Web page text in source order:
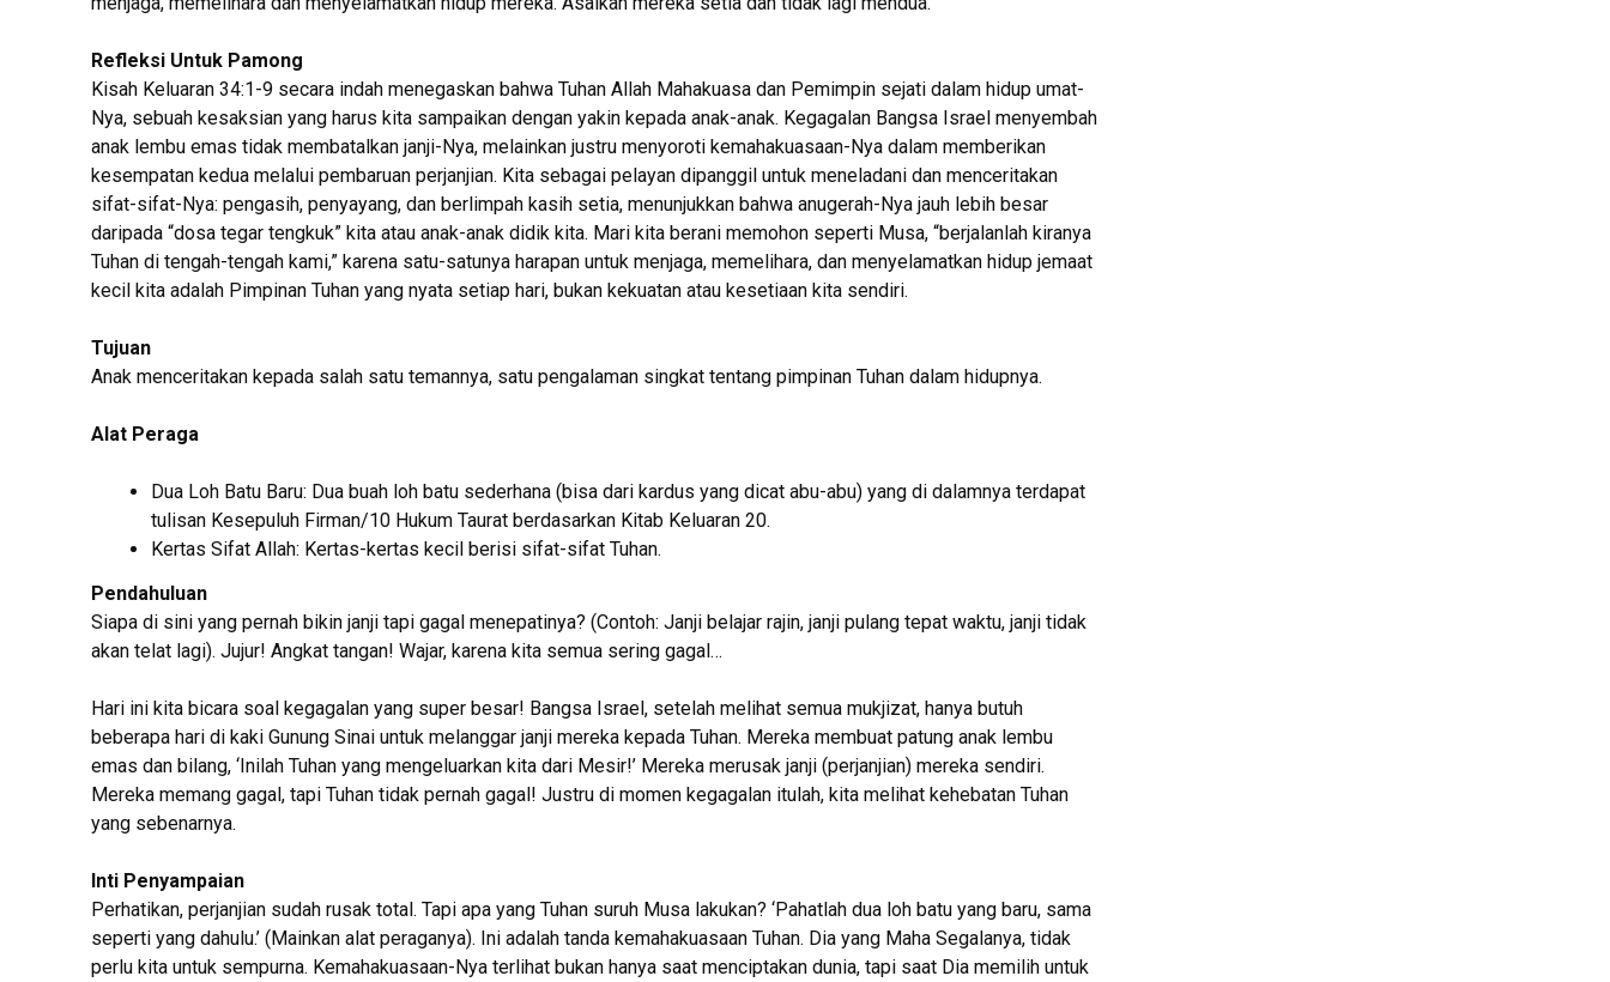
Refleksi Untuk Pamong
Kisah Keluaran 34:1-9 secara indah menegaskan bahwa Tuhan Allah Mahakuasa dan Pemimpin sejati dalam hidup umat-
Nya, sebuah kesaksian yang harus kita sampaikan dengan yakin kepada anak-anak. Kegagalan Bangsa Israel menyembah
anak lembu emas tidak membatalkan janji-Nya, melainkan justru menyoroti kemahakuasaan-Nya dalam memberikan
kesempatan kedua melalui pembaruan perjanjian. Kita sebagai pelayan dipanggil untuk meneladani dan menceritakan
sifat-sifat-Nya: pengasih, penyayang, dan berlimpah kasih setia, menunjukkan bahwa anugerah-Nya jauh lebih besar
daripada “dosa tegar tengkuk” kita atau anak-anak didik kita. Mari kita berani memohon seperti Musa, “berjalanlah kiranya
Tuhan di tengah-tengah kami,” karena satu-satunya harapan untuk menjaga, memelihara, dan menyelamatkan hidup jemaat
kecil kita adalah Pimpinan Tuhan yang nyata setiap hari, bukan kekuatan atau kesetiaan kita sendiri.
Tujuan
Anak menceritakan kepada salah satu temannya, satu pengalaman singkat tentang pimpinan Tuhan dalam hidupnya.
Alat Peraga
Dua Loh Batu Baru: Dua buah loh batu sederhana (bisa dari kardus yang dicat abu-abu) yang di dalamnya terdapat
tulisan Kesepuluh Firman/10 Hukum Taurat berdasarkan Kitab Keluaran 20.
Kertas Sifat Allah: Kertas-kertas kecil berisi sifat-sifat Tuhan.
Pendahuluan
Siapa di sini yang pernah bikin janji tapi gagal menepatinya? (Contoh: Janji belajar rajin, janji pulang tepat waktu, janji tidak
akan telat lagi). Jujur! Angkat tangan! Wajar, karena kita semua sering gagal…
Hari ini kita bicara soal kegagalan yang super besar! Bangsa Israel, setelah melihat semua mukjizat, hanya butuh
beberapa hari di kaki Gunung Sinai untuk melanggar janji mereka kepada Tuhan. Mereka membuat patung anak lembu
emas dan bilang, ‘Inilah Tuhan yang mengeluarkan kita dari Mesir!’ Mereka merusak janji (perjanjian) mereka sendiri.
Mereka memang gagal, tapi Tuhan tidak pernah gagal! Justru di momen kegagalan itulah, kita melihat kehebatan Tuhan
yang sebenarnya.
Inti Penyampaian
Perhatikan, perjanjian sudah rusak total. Tapi apa yang Tuhan suruh Musa lakukan? ‘Pahatlah dua loh batu yang baru, sama
seperti yang dahulu.’ (Mainkan alat peraganya). Ini adalah tanda kemahakuasaan Tuhan. Dia yang Maha Segalanya, tidak
perlu kita untuk sempurna. Kemahakuasaan-Nya terlihat bukan hanya saat menciptakan dunia, tapi saat Dia memilih untuk